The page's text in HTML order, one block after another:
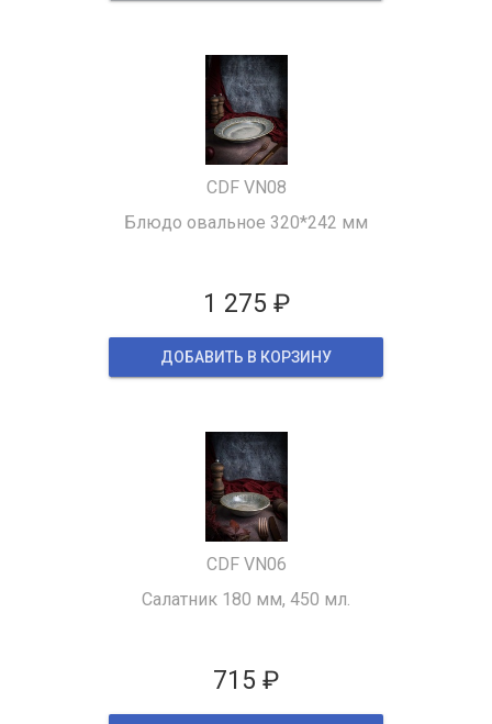
CDF VN08
Блюдо овальное 320*242 мм
1 275 ₽
ДОБАВИТЬ В КОРЗИНУ
CDF VN06
Салатник 180 мм, 450 мл.
715 ₽